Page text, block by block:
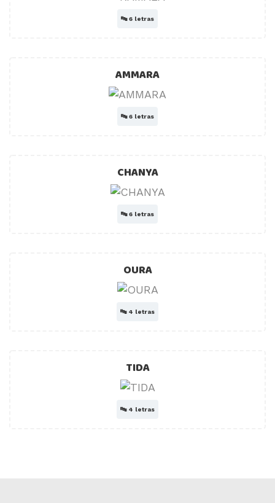
🔤6 letras
AMMARA
🔤6 letras
CHANYA
🔤6 letras
OURA
🔤 4 letras
TIDA
🔤 4 letras